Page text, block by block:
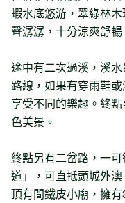
蝦水底悠游，翠綠林
聲潺潺，十分涼爽舒暢
途中有二次過溪，溪
路線，如果有穿雨鞋
享受不同的樂趣。終
色美景。
終點另有二岔路，一
道」，可直抵頭城外
頂有間鐵皮小廟，擁